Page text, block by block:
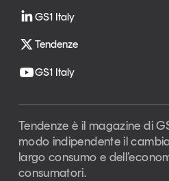
GS1 Italy
Tendenze
GS1 Italy
Tendenze è il magazine di
modo indipendente il
largo consumo e
consumatori.